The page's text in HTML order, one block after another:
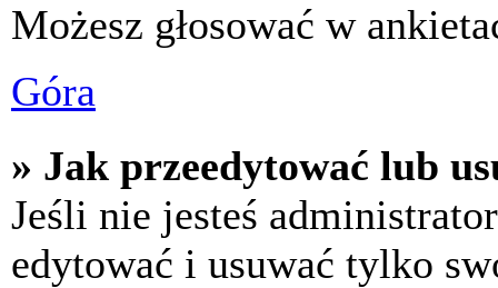
Możesz głosować w
Góra
» Jak przeedytować lub
Jeśli nie jesteś
edytować i usuwać tylko